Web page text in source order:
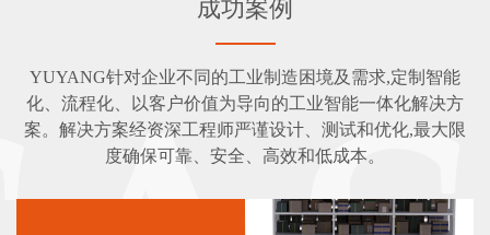
成功案例
YUYANG针对企业不同的工业制造困境及需求,定制智能
化、流程化、以客户价值为导向的工业智能一体化解决方
案。解决方案经资深工程师严谨设计、测试和优化,最大限
度确保可靠、安全、高效和低成本。